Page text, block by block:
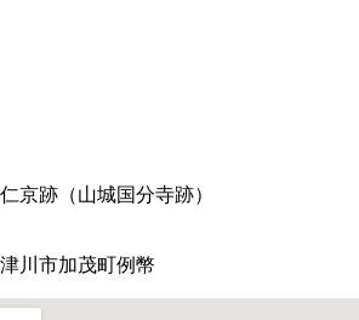
京跡（山城国分寺跡）
川市加茂町例幣